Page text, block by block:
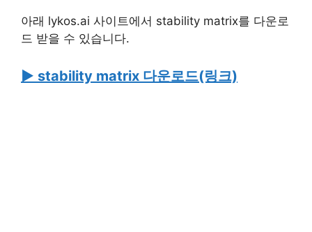
아래 lykos.ai 사이트에서 stability matrix를 다운로
드 받을 수 있습니다.
▶ stability matrix 다운로드(링크)